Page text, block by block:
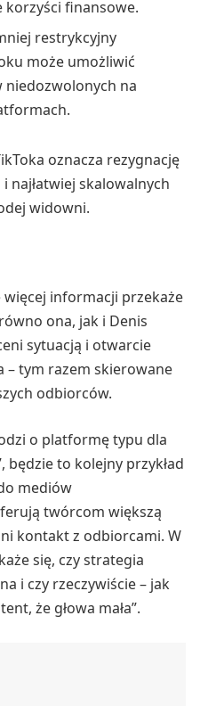
korzyści finansowe.
restrykcyjny
może umożliwić
niedozwolonych na
oznacza rezygnację
najłatwiej skalowalnych
widowni.
więcej informacji przekaże
ona, jak i Denis
sytuacją i otwarcie
– tym razem skierowane
odbiorców.
o platformę typu dla
będzie to kolejny przykład
mediów
twórcom większą
kontakt z odbiorcami. W
się, czy strategia
i czy rzeczywiście – jak
że głowa mała”.